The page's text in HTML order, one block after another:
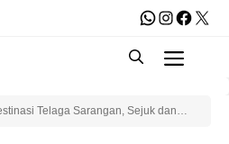
WhatsApp
X
Telaga Sarangan, Sejuk dan